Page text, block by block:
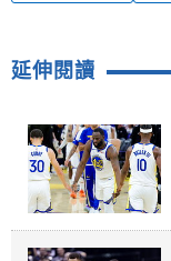
延伸閱讀